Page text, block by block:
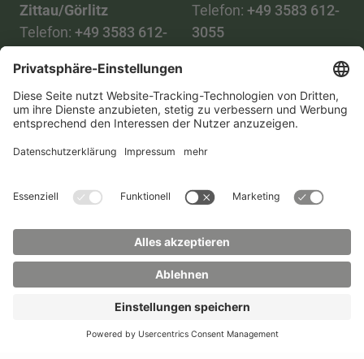
Zittau/Görlitz
Telefon: +49 3583 612-
Mail:info(at)hszg.de
Telefon: +49 3583 612-
3055
Mail:
stud.info(at)hszg.de
TransparenzgesetzKontakt Lageplan